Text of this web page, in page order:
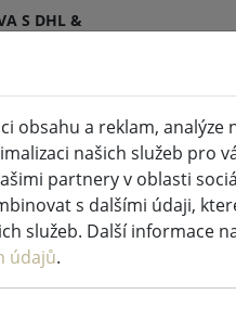
S DHL &
a potraviny
obsahu a reklam, analýze
našich služeb pro
partnery v oblasti
s dalšími údaji,
služeb. Další informace
údajů.